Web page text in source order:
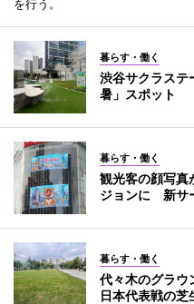
を行う。
暮らす・働く
渋谷サクラステ
暑」スポット
暮らす・働く
観光客の顔写真
ジョンに 新サ
暮らす・働く
代々木のグラ
日本代表戦の芝